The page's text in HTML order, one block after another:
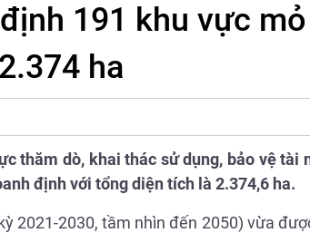
191 khu vực
ha
thăm dò, khai thác sử dụng, bảo vệ tài
định với tổng diện tích là 2.374,6 ha.
2021-2030, tầm nhìn đến 2050) vừa